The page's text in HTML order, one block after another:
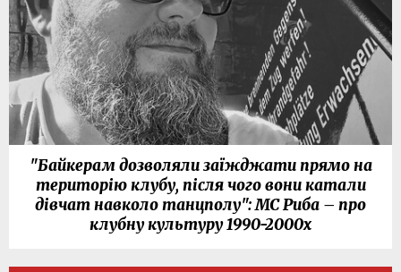
"Байкерам дозволяли заїжджати прямо на
територію клубу, після чого вони катали
дівчат навколо танцполу": МС Риба – про
клубну культуру 1990-2000х